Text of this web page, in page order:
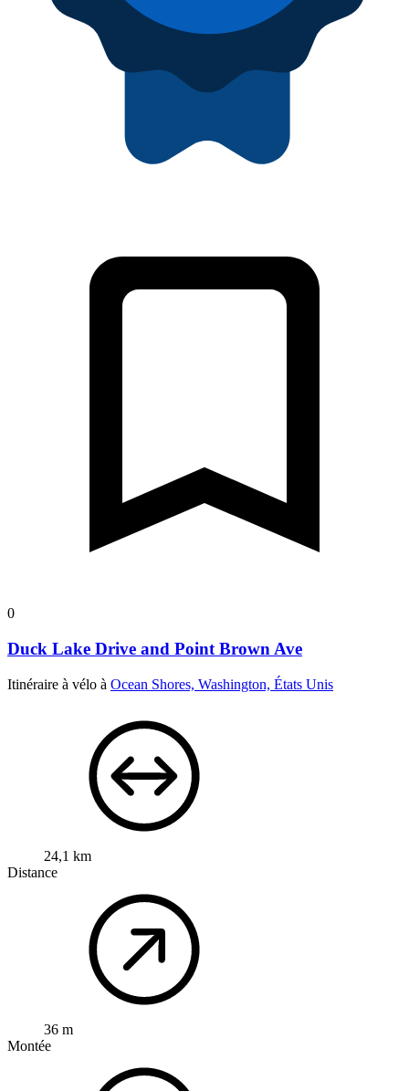
0
Duck Lake Drive and Point Brown Ave
Itinéraire à vélo à Ocean Shores, Washington, États Unis
24,1 km
Distance
36 m
Montée